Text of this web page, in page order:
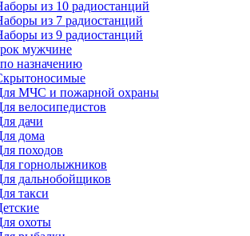
из 10 радиостанций
из 7 радиостанций
из 9 радиостанций
мужчине
назначению
МЧС и пожарной охраны
велосипедистов
дачи
дома
походов
горнолыжников
дальнобойщиков
такси
охоты